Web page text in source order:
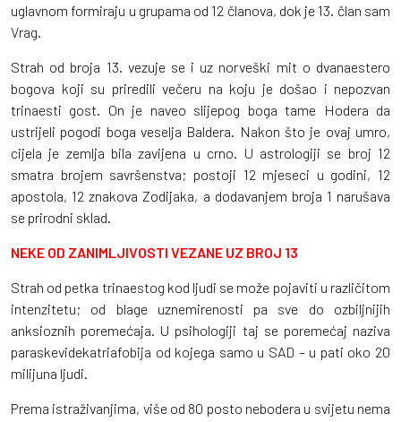
uglavnom formiraju u grupama od 12 članova, dok je 13. član sam
Vrag.
Strah od broja 13. vezuje se i uz norveški mit o dvanaestero
bogova koji su priredili večeru na koju je došao i nepozvan
trinaesti gost. On je naveo slijepog boga tame Hodera da
ustrijeli pogodi boga veselja Baldera. Nakon što je ovaj umro,
cijela je zemlja bila zavijena u crno. U astrologiji se broj 12
smatra brojem savršenstva; postoji 12 mjeseci u godini, 12
apostola, 12 znakova Zodijaka, a dodavanjem broja 1 narušava
se prirodni sklad.
NEKE OD ZANIMLJIVOSTI VEZANE UZ BROJ 13
Strah od petka trinaestog kod ljudi se može pojaviti u različitom
intenzitetu; od blage uznemirenosti pa sve do ozbiljnijih
anksioznih poremećaja. U psihologiji taj se poremećaj naziva
paraskevidekatriafobija od kojega samo u SAD – u pati oko 20
milijuna ljudi.
Prema istraživanjima, više od 80 posto nebodera u svijetu nema